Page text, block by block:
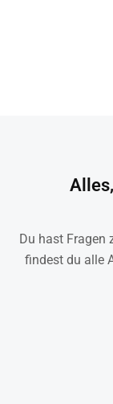
Du hast Fragen
findest du alle